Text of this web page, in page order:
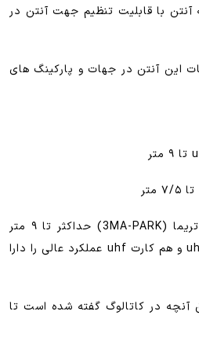
پایه آنتن با قابلیت تنظیم جهت آنتن در
این آنتن در جهات و پارکینگ های
این آنتن با دستگاه مرکزی تریما (3MA-PARK) حداکثر تا ۹ متر
گیرایی دارد و هم برای تگ uhf و هم کارت uhf عملکرد عالی را دارا
آنچه در کاتالوگ گفته شده است تا